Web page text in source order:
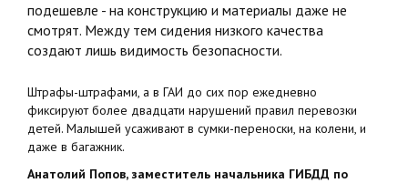
подешевле - на конструкцию и материалы даже не
смотрят. Между тем сидения низкого качества
создают лишь видимость безопасности.
Штрафы-штрафами, а в ГАИ до сих пор ежедневно
фиксируют более двадцати нарушений правил перевозки
детей. Малышей усаживают в сумки-переноски, на колени, и
даже в багажник.
Анатолий Попов, заместитель начальника ГИБДД по